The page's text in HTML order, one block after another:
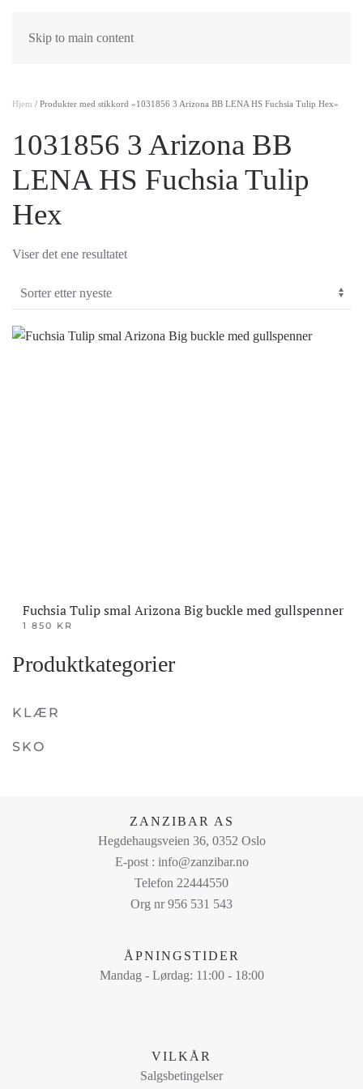
Skip to main content
Hjem / Produkter med stikkord «1031856 3 Arizona BB LENA HS Fuchsia Tulip Hex»
1031856 3 Arizona BB
LENA HS Fuchsia Tulip
Hex
Viser det ene resultatet
Fuchsia Tulip smal Arizona Big buckle med gullspenner
1 850 KR
produktet
flere
Alternativene
Produktkategorier
KLÆR
SKO
ZANZIBAR AS
Hegdehaugsveien 36, 0352 Oslo
E-post : info@zanzibar.no
Telefon 22444550
Org nr 956 531 543
ÅPNINGSTIDER
Mandag - Lørdag: 11:00 - 18:00
VILKÅR
Salgsbetingelser